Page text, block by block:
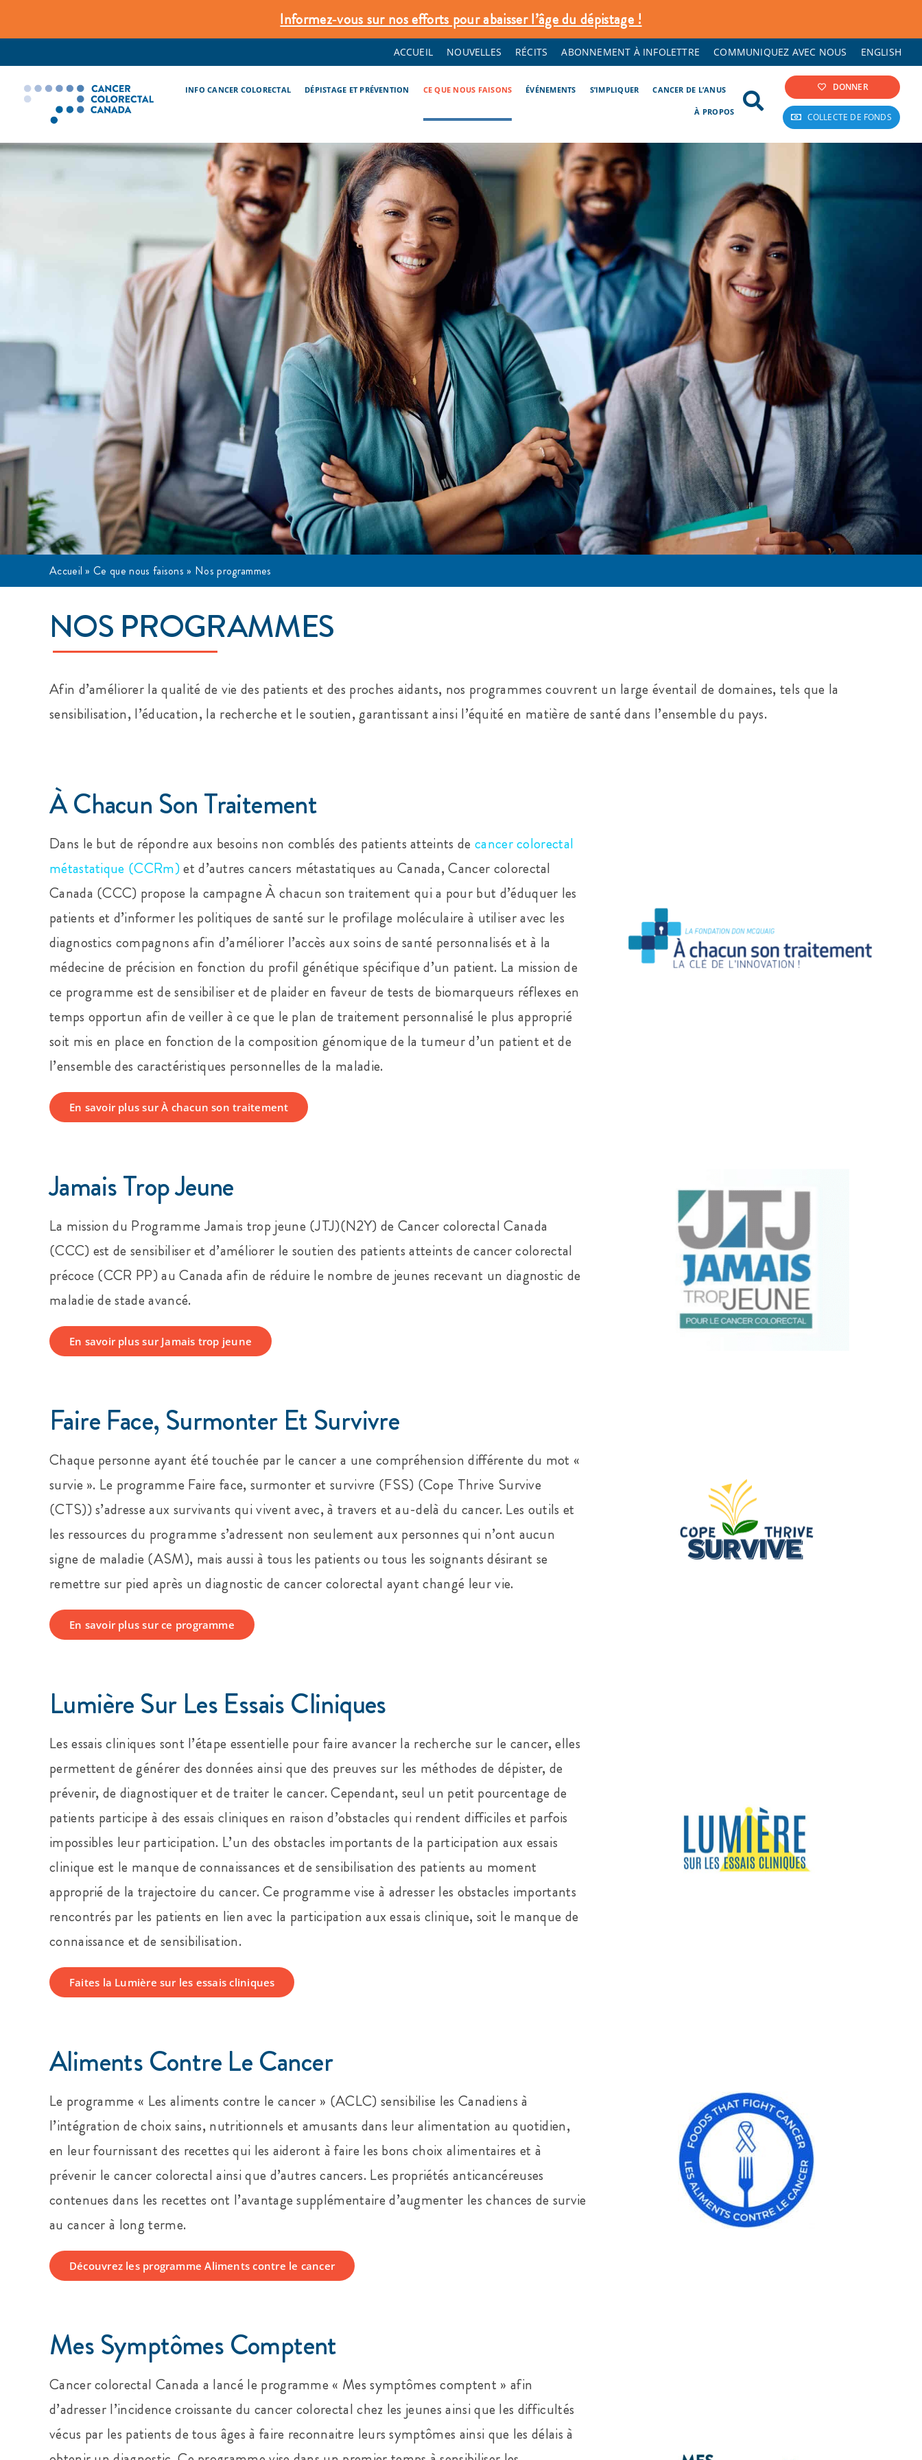
to
content
Informez‑vous sur nos efforts pour abaisser l’âge du dépistage !
ACCUEIL NOUVELLES RÉCITS ABONNEMENT À INFOLETTRE COMMUNIQUEZ AVEC NOUS ENGLISH
INFO CANCER COLORECTAL DÉPISTAGE ET PRÉVENTION CE QUE NOUS FAISONS ÉVÉNEMENTS S’IMPLIQUER CANCER DE L’ANUS
À PROPOS
DONNER
COLLECTE DE FONDS
Accueil »Ce que nous faisons » Nos programmes
NOS PROGRAMMES
Afin d’améliorer la qualité de vie des patients et des proches aidants, nos programmes couvrent un large éventail de domaines, tels que la
sensibilisation, l’éducation, la recherche et le soutien, garantissant ainsi l’équité en matière de santé dans l’ensemble du pays.
À Chacun Son Traitement
Dans le but de répondre aux besoins non comblés des patients atteints de cancer colorectal
métastatique (CCRm)et d’autres cancers métastatiques au Canada, Cancer colorectal
Canada (CCC) propose la campagne À chacun son traitement qui a pour but d’éduquer les
patients et d’informer les politiques de santé sur le profilage moléculaire à utiliser avec les
diagnostics compagnons afin d’améliorer l’accès aux soins de santé personnalisés et à la
médecine de précision en fonction du profil génétique spécifique d’un patient. La mission de
ce programme est de sensibiliser et de plaider en faveur de tests de biomarqueurs réflexes en
temps opportun afin de veiller à ce que le plan de traitement personnalisé le plus approprié
soit mis en place en fonction de la composition génomique de la tumeur d’un patient et de
l’ensemble des caractéristiques personnelles de la maladie.
En savoir plus sur À chacun son traitement
Jamais Trop Jeune
La mission du Programme Jamais trop jeune (JTJ)(N2Y) de Cancer colorectal Canada
(CCC) est de sensibiliser et d’améliorer le soutien des patients atteints de cancer colorectal
précoce (CCR PP) au Canada afin de réduire le nombre de jeunes recevant un diagnostic de
maladie de stade avancé.
En savoir plus sur Jamais trop jeune
Faire Face, Surmonter Et Survivre
Chaque personne ayant été touchée par le cancer a une compréhension différente du mot «
survie ». Le programme Faire face, surmonter et survivre (FSS) (Cope Thrive Survive
(CTS)) s’adresse aux survivants qui vivent avec, à travers et au-delà du cancer. Les outils et
les ressources du programme s’adressent non seulement aux personnes qui n’ont aucun
signe de maladie (ASM), mais aussi à tous les patients ou tous les soignants désirant se
remettre sur pied après un diagnostic de cancer colorectal ayant changé leur vie.
En savoir plus sur ce programme
Lumière Sur Les Essais Cliniques
Les essais cliniques sont l’étape essentielle pour faire avancer la recherche sur le cancer, elles
permettent de générer des données ainsi que des preuves sur les méthodes de dépister, de
prévenir, de diagnostiquer et de traiter le cancer. Cependant, seul un petit pourcentage de
patients participe à des essais cliniques en raison d’obstacles qui rendent difficiles et parfois
impossibles leur participation. L’un des obstacles importants de la participation aux essais
clinique est le manque de connaissances et de sensibilisation des patients au moment
approprié de la trajectoire du cancer. Ce programme vise à adresser les obstacles importants
rencontrés par les patients en lien avec la participation aux essais clinique, soit le manque de
connaissance et de sensibilisation.
Faites la Lumière sur les essais cliniques
Aliments Contre Le Cancer
Le programme « Les aliments contre le cancer » (ACLC) sensibilise les Canadiens à
l’intégration de choix sains, nutritionnels et amusants dans leur alimentation au quotidien,
en leur fournissant des recettes qui les aideront à faire les bons choix alimentaires et à
prévenir le cancer colorectal ainsi que d’autres cancers. Les propriétés anticancéreuses
contenues dans les recettes ont l’avantage supplémentaire d’augmenter les chances de survie
au cancer à long terme.
Découvrez les programme Aliments contre le cancer
Mes Symptômes Comptent
Cancer colorectal Canada a lancé le programme « Mes symptômes comptent » afin
d’adresser l’incidence croissante du cancer colorectal chez les jeunes ainsi que les difficultés
vécus par les patients de tous âges à faire reconnaitre leurs symptômes ainsi que les délais à